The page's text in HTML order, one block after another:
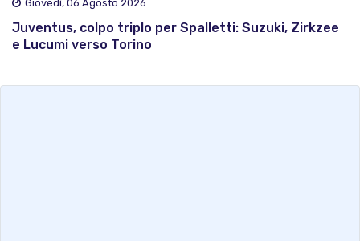
Giovedì, 06 Agosto 2026
Juventus, colpo triplo per Spalletti: Suzuki, Zirkzee
e Lucumi verso Torino